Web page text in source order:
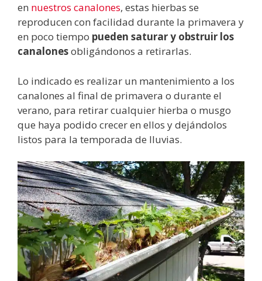
en nuestros canalones, estas hierbas se
reproducen con facilidad durante la primavera y
en poco tiempo pueden saturar y obstruir los
canalonesobligándonos a retirarlas.
Lo indicado es realizar un mantenimiento a los
canalones al final de primavera o durante el
verano, para retirar cualquier hierba o musgo
que haya podido crecer en ellos y dejándolos
listos para la temporada de lluvias.